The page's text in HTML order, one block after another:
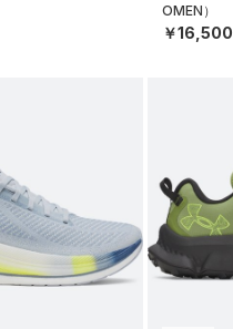
OMEN）
￥16,500